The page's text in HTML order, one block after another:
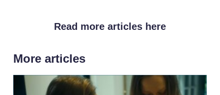
Read more articles here
More articles